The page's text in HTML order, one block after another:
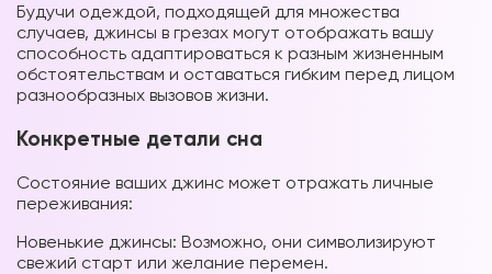
Будучи одеждой, подходящей для множества
случаев, джинсы в грезах могут отображать вашу
способность адаптироваться к разным жизненным
обстоятельствам и оставаться гибким перед лицом
разнообразных вызовов жизни.
Конкретные детали сна
Состояние ваших джинс может отражать личные
переживания:
Новенькие джинсы: Возможно, они символизируют
свежий старт или желание перемен.